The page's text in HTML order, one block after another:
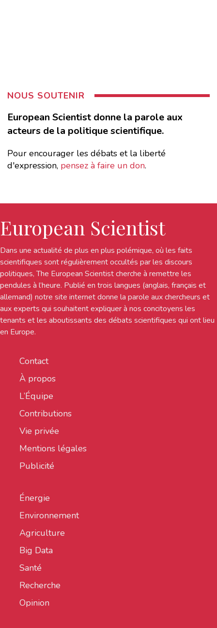
NOUS SOUTENIR
European Scientist donne la parole aux
acteurs de la politique scientifique.
Pour encourager les débats et la liberté
d'expression, pensez à faire un don.
European Scientist
Dans une actualité de plus en plus polémique, où les faits
scientifiques sont régulièrement occultés par les discours
politiques, The European Scientist cherche à remettre les
pendules à l’heure. Publié en trois langues (anglais, français et
allemand) notre site internet donne la parole aux chercheurs et
aux experts qui souhaitent expliquer à nos concitoyens les
tenants et les aboutissants des débats scientifiques qui ont lieu
en Europe.
Contact
À propos
L’Équipe
Contributions
Vie privée
Mentions légales
Publicité
Énergie
Environnement
Agriculture
Big Data
Santé
Recherche
Opinion